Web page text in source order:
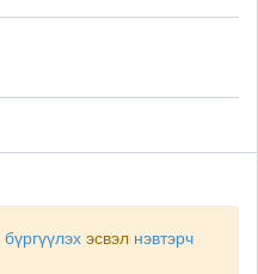
бүргүүлэх эсвэл нэвтэрч